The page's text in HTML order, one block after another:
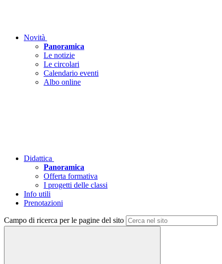
Novità
Panoramica
Le notizie
Le circolari
Calendario eventi
Albo online
Didattica
Panoramica
Offerta formativa
I progetti delle classi
Info utili
Prenotazioni
Campo di ricerca per le pagine del sito